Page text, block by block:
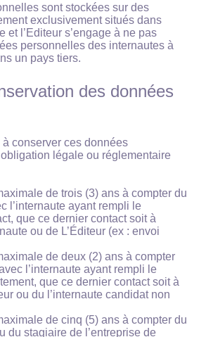
sont stockées sur des
exclusivement situés dans
et l’Editeur s’engage à ne pas
personnelles des internautes à
un pays tiers.
des données
à conserver ces données
légale ou réglementaire
de trois (3) ans à compter du
l’internaute ayant rempli le
que ce dernier contact soit à
ou de L’Éditeur (ex : envoi
de deux (2) ans à compter
l’internaute ayant rempli le
que ce dernier contact soit à
ou du l’internaute candidat non
de cinq (5) ans à compter du
du stagiaire de l’entreprise de